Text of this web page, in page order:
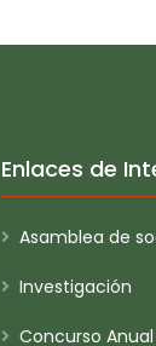
Enlaces de
Asamblea de
Investigación
Concurso